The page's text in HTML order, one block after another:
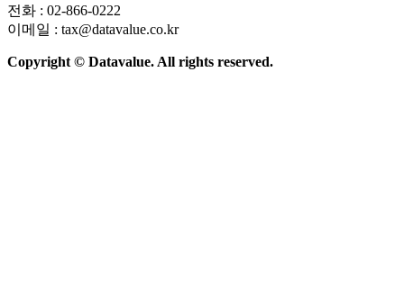
전화 : 02-866-0222
이메일 : tax@datavalue.co.kr
Copyright © Datavalue. All rights reserved.